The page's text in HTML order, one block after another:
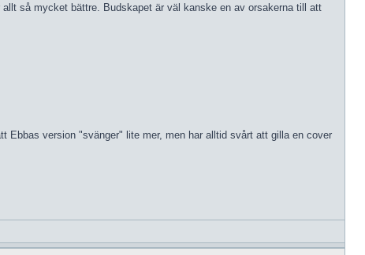
så mycket bättre. Budskapet är väl kanske en av orsakerna till att
Ebbas version "svänger" lite mer, men har alltid svårt att gilla en cover